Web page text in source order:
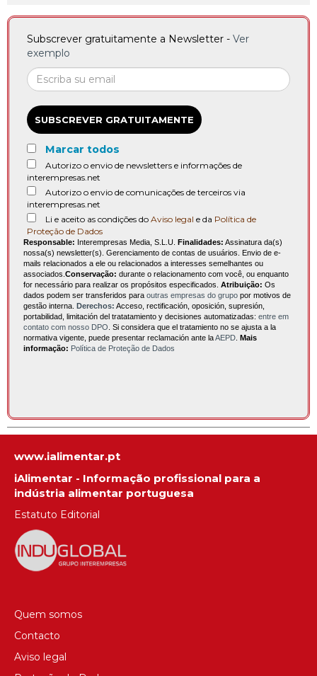
Subscrever gratuitamente a Newsletter - Ver
exemplo
SUBSCREVER GRATUITAMENTE
Marcar todos
Autorizo o envio de newsletters e informações de
interempresas.net
Autorizo o envio de comunicações de terceiros via
interempresas.net
Li e aceito as condições do Aviso legal e da Política de
Proteção de Dados
Responsable: Interempresas Media, S.L.U. Finalidades: Assinatura da(s)
nossa(s) newsletter(s). Gerenciamento de contas de usuários. Envio de e-
mails relacionados a ele ou relacionados a interesses semelhantes ou
associados. Conservação: durante o relacionamento com você, ou enquanto
for necessário para realizar os propósitos especificados. Atribuição: Os
dados podem ser transferidos para outras empresas do grupo por motivos de
gestão interna. Derechos: Acceso, rectificación, oposición, supresión,
portabilidad, limitación del tratatamiento y decisiones automatizadas: entre em
contato com nosso DPO . Si considera que el tratamiento no se ajusta a la
normativa vigente, puede presentar reclamación ante laAEPD Mais
informação: Política de Proteção de Dados
www.ialimentar.pt
iAlimentar - Informação profissional para a
indústria alimentar portuguesa
Estatuto Editorial
Quem somos
Contacto
Aviso legal